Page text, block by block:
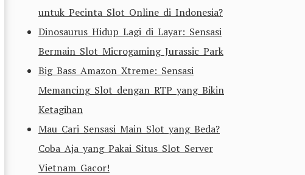
untuk Pecinta Slot Online di Indonesia?
Dinosaurus Hidup Lagi di Layar: Sensasi
Bermain Slot Microgaming Jurassic Park
Big Bass Amazon Xtreme: Sensasi
Memancing Slot dengan RTP yang Bikin
Ketagihan
Mau Cari Sensasi Main Slot yang Beda?
Coba Aja yang Pakai Situs Slot Server
Vietnam Gacor!